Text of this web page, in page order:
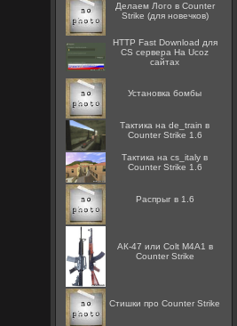
Делаем Лого в Counter
Strike (для новечков)
HTTP Fast Download для
CS сервера На Ucoz
сайтах
Установка бомбы
Тактика на de_train в
Counter Strike 1.6
Тактика на cs_italy в
Counter Strike 1.6
Распрыг в 1.6
АК-47 или Colt M4A1 в
Counter Strike
Стишки про Counter Strike